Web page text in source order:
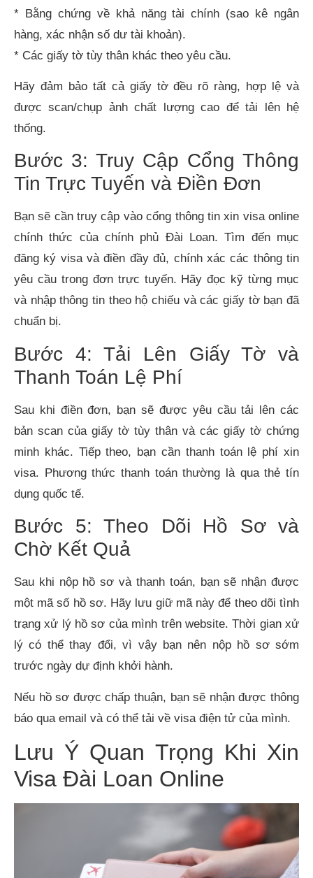
* Bằng chứng về khả năng tài chính (sao kê ngân
hàng, xác nhận số dư tài khoản).
* Các giấy tờ tùy thân khác theo yêu cầu.
Hãy đảm bảo tất cả giấy tờ đều rõ ràng, hợp lệ và
được scan/chụp ảnh chất lượng cao để tải lên hệ
thống.
Bước 3: Truy Cập Cổng Thông
Tin Trực Tuyến và Điền Đơn
Bạn sẽ cần truy cập vào cổng thông tin xin visa online
chính thức của chính phủ Đài Loan. Tìm đến mục
đăng ký visa và điền đầy đủ, chính xác các thông tin
yêu cầu trong đơn trực tuyến. Hãy đọc kỹ từng mục
và nhập thông tin theo hộ chiếu và các giấy tờ bạn đã
chuẩn bị.
Bước 4: Tải Lên Giấy Tờ và
Thanh Toán Lệ Phí
Sau khi điền đơn, bạn sẽ được yêu cầu tải lên các
bản scan của giấy tờ tùy thân và các giấy tờ chứng
minh khác. Tiếp theo, bạn cần thanh toán lệ phí xin
visa. Phương thức thanh toán thường là qua thẻ tín
dụng quốc tế.
Bước 5: Theo Dõi Hồ Sơ và
Chờ Kết Quả
Sau khi nộp hồ sơ và thanh toán, bạn sẽ nhận được
một mã số hồ sơ. Hãy lưu giữ mã này để theo dõi tình
trạng xử lý hồ sơ của mình trên website. Thời gian xử
lý có thể thay đổi, vì vậy bạn nên nộp hồ sơ sớm
trước ngày dự định khởi hành.
Nếu hồ sơ được chấp thuận, bạn sẽ nhận được thông
báo qua email và có thể tải về visa điện tử của mình.
Lưu Ý Quan Trọng Khi Xin
Visa Đài Loan Online